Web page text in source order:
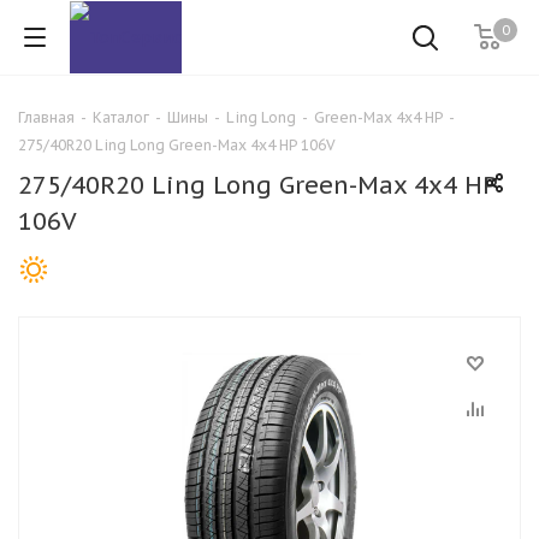
0
Главная - Каталог - Шины - Ling Long - Green-Max 4x4 HP -
275/40R20 Ling Long Green-Max 4x4 HP 106V
275/40R20 Ling Long Green-Max 4x4 HP
106V